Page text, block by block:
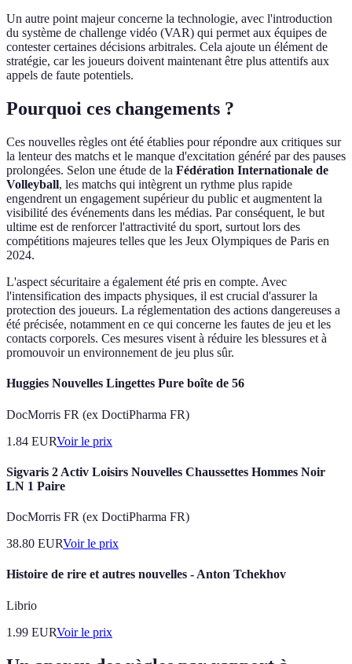
Un autre point majeur concerne la technologie, avec l'introduction
du système de challenge vidéo (VAR) qui permet aux équipes de
contester certaines décisions arbitrales. Cela ajoute un élément de
stratégie, car les joueurs doivent maintenant être plus attentifs aux
appels de faute potentiels.
Pourquoi ces changements ?
Ces nouvelles règles ont été établies pour répondre aux critiques sur
la lenteur des matchs et le manque d'excitation généré par des pauses
prolongées. Selon une étude de la Fédération Internationale de
Volleyball, les matchs qui intègrent un rythme plus rapide
engendrent un engagement supérieur du public et augmentent la
visibilité des événements dans les médias. Par conséquent, le but
ultime est de renforcer l'attractivité du sport, surtout lors des
compétitions majeures telles que les Jeux Olympiques de Paris en
2024.
L'aspect sécuritaire a également été pris en compte. Avec
l'intensification des impacts physiques, il est crucial d'assurer la
protection des joueurs. La réglementation des actions dangereuses a
été précisée, notamment en ce qui concerne les fautes de jeu et les
contacts corporels. Ces mesures visent à réduire les blessures et à
promouvoir un environnement de jeu plus sûr.
Huggies Nouvelles Lingettes Pure boîte de 56
DocMorris FR (ex DoctiPharma FR)
1.84 EURVoir le prix
Sigvaris 2 Activ Loisirs Nouvelles Chaussettes Hommes Noir
LN 1 Paire
DocMorris FR (ex DoctiPharma FR)
38.80 EURVoir le prix
Histoire de rire et autres nouvelles - Anton Tchekhov
Librio
1.99 EURVoir le prix